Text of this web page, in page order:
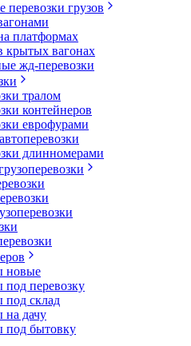
грузов
платформах
крытых вагонах
жд-перевозки
тралом
контейнеров
еврофурами
длинномерами
новые
перевозку
под склад
на дачу
под бытовку